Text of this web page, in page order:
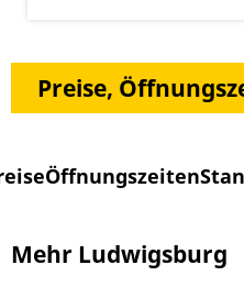
Preise,
Öffnungszeiten
Mehr Ludwigsburg